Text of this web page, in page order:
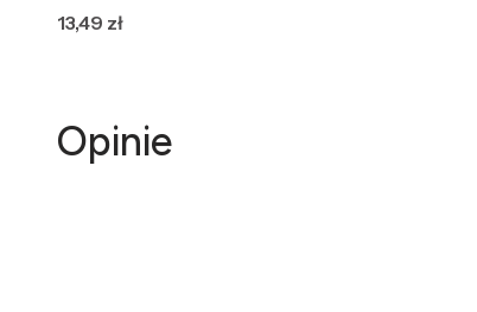
Cena
13,49 zł
Opinie